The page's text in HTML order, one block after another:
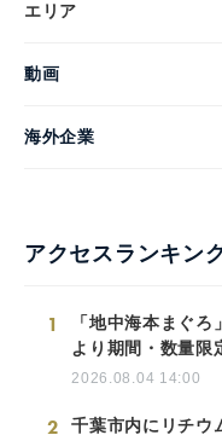
エリア
動画
海外企業
アクセスランキン
1
「地中海本まぐろ
より期間・数量限
2026.08.04 14:00
2
千葉市内にリチウ